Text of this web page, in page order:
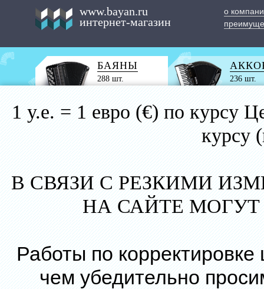
www.bayan.ru
интернет-магазин
о
БАЯНЫ
288 шт. 236 шт.
1 у.е. = 1 евро (€) по курсу
курсу
В СВЯЗИ С РЕЗКИМИ
НА САЙТЕ
Работы по
чем убедительно